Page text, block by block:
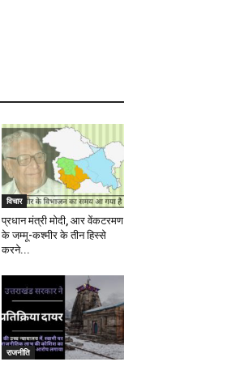
विचार
प्रधान मंत्री मोदी, आर वेंकटरमण
के जम्मू-कश्मीर के तीन हिस्से
करने...
राजनीति